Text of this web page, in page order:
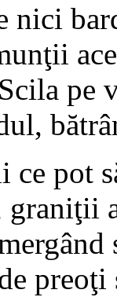
nici
pe
pot
graniţii